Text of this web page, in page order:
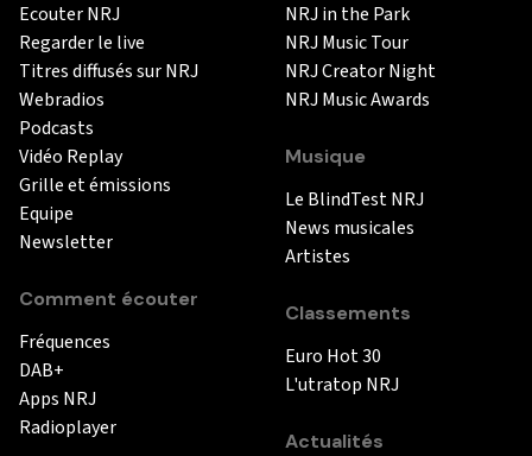
Ecouter NRJ
Regarder le live
Titres diffusés sur NRJ
Webradios
Podcasts
Vidéo Replay
Grille et émissions
Equipe
Newsletter
Comment écouter
Fréquences
DAB+
Apps NRJ
Radioplayer
NRJ in the Park
NRJ Music Tour
NRJ Creator Night
NRJ Music Awards
Musique
Le BlindTest NRJ
News musicales
Artistes
Classements
Euro Hot 30
L'utratop NRJ
Actualités